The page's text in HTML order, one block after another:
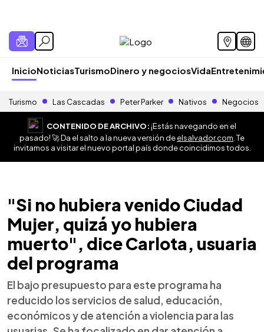
InicioNoticiasTurismoDinero y negociosVida
Turismo Las Cascadas Peter Parker Nativos Negocios
CONTENIDO DE ARCHIVO:¡Estás navegando en el
pasado! 🚀 Da el salto a la nueva versión deelsalvador.com . Te
invitamos a visitar el nuevo portal país donde coincidimos todos.
"Si no hubiera venido Ciudad
Mujer, quizá yo hubiera
muerto", dice Carlota, usuaria
del programa
El bajo presupuesto para este programa ha
reducido los servicios de salud, educación,
económicos y de atención a violencia para las